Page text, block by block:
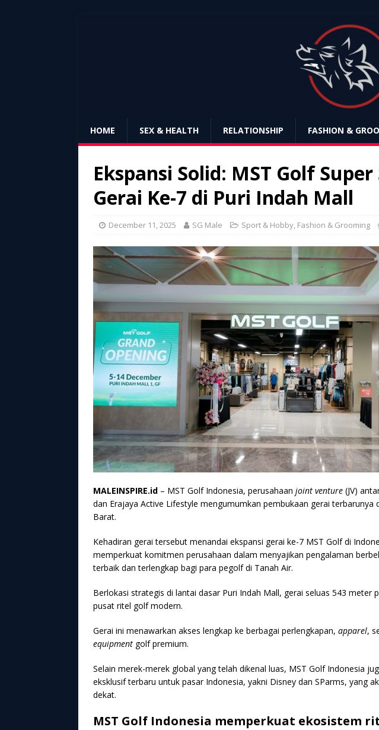
HOME SEX & HEALTH RELATIONSHIP FASHION &
Ekspansi Solid: MST Golf
Gerai Ke-7 di Puri Indah Mall
December 11, 2025 SG Male Sport & Hobby, Fashion & Grooming
MALEINSPIRE.id – MST Golf Indonesia, perusahaan joint venture (JV)
dan Erajaya Active Lifestyle mengumumkan pembukaan gerai terbarunya
Barat.
Kehadiran gerai tersebut menandai ekspansi gerai ke-7 MST Golf di
memperkuat komitmen perusahaan dalam menyajikan pengalaman
terbaik dan terlengkap bagi para pegolf di Tanah Air.
Berlokasi strategis di lantai dasar Puri Indah Mall, gerai seluas 543 meter
pusat ritel golf modern.
Gerai ini menawarkan akses lengkap ke berbagai perlengkapan, apparel,
equipment golf premium.
Selain merek-merek global yang telah dikenal luas, MST Golf Indonesia
eksklusif terbaru untuk pasar Indonesia, yakni Disney dan SParms, yang
dekat.
MST Golf Indonesia memperkuat ekosistem